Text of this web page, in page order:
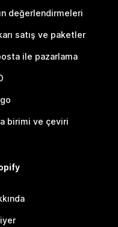
değerlendirmeleri
satış ve paketler
ile pazarlama
birimi ve çeviri